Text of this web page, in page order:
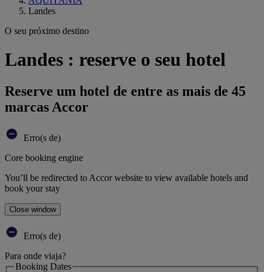
Landes
O seu próximo destino
Landes : reserve o seu hotel
Reserve um hotel de entre as mais de 45
marcas Accor
Erro(s de)
Core booking engine
You’ll be redirected to Accor website to view available hotels and
book your stay
Close window
Erro(s de)
Para onde viaja?
Booking Dates